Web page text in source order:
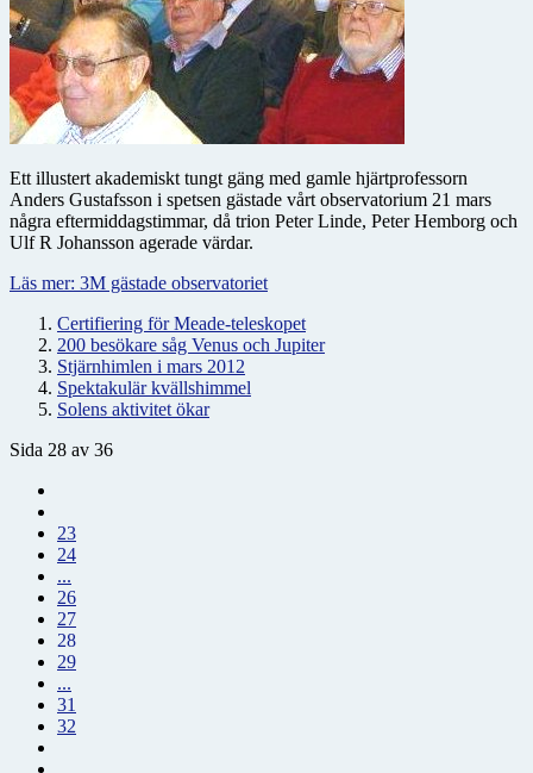
Ett illustert akademiskt tungt gäng med gamle hjärtprofessorn
Anders Gustafsson i spetsen gästade vårt observatorium 21 mars
några eftermiddagstimmar, då trion Peter Linde, Peter Hemborg och
Ulf R Johansson agerade värdar.
Läs mer: 3M gästade observatoriet
Certifiering för Meade-teleskopet
200 besökare såg Venus och Jupiter
Stjärnhimlen i mars 2012
Spektakulär kvällshimmel
Solens aktivitet ökar
Sida 28 av 36
23
24
...
26
27
28
29
...
31
32